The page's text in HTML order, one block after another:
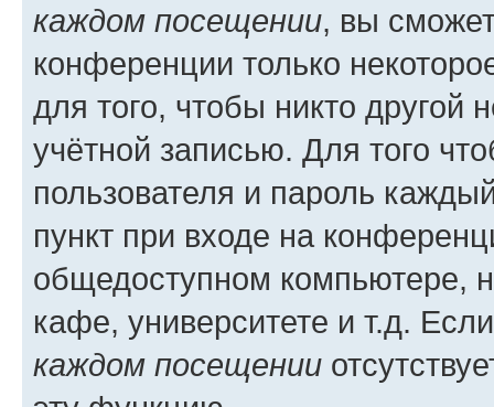
каждом посещении, вы
конференции только
для того, чтобы никто другой
учётной записью. Для того
пользователя и пароль
пункт при входе на
общедоступном компьютере,
кафе, университете и т.д.
каждом посещении